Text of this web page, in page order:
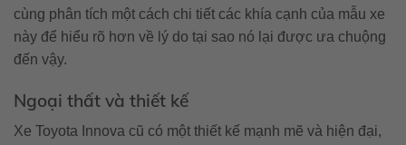
cùng phân tích một cách chi tiết các khía cạnh của mẫu xe
này để hiểu rõ hơn về lý do tại sao nó lại được ưa chuộng
đến vậy.
Ngoại thất và thiết kế
Xe Toyota Innova cũ có một thiết kế mạnh mẽ và hiện đại,